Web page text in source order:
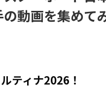
動画を集めて
ティナ2026！